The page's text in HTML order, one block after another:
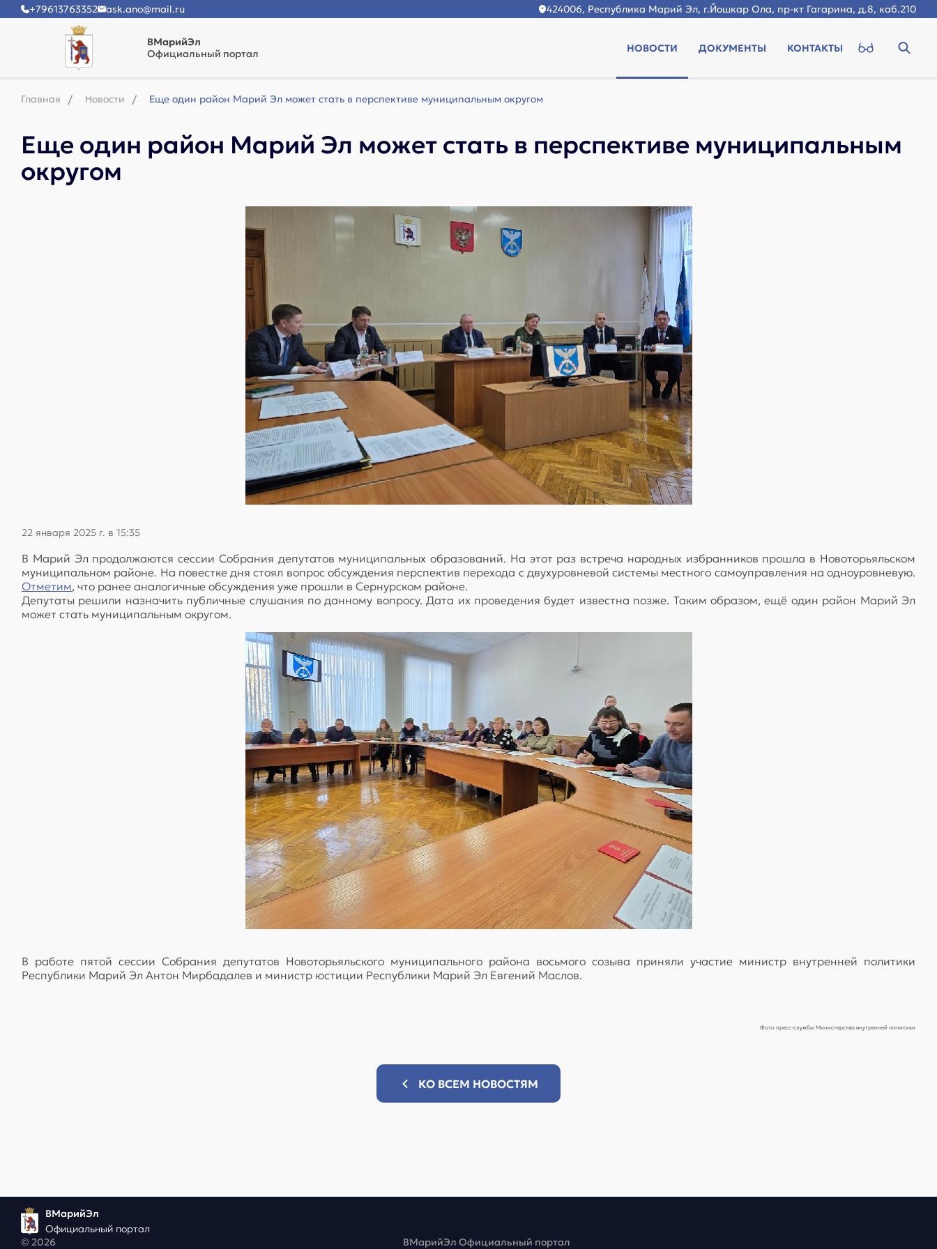
+79613763352 ask.ano@mail.ru 424006, Республика Марий Эл, г.Йошкар Ола, пр-кт Гагарина, д.8, каб.210
ВМарийЭл
Официальный портал
НОВОСТИ ДОКУМЕНТЫ КОНТАКТЫ
Главная Новости Еще один район Марий Эл может стать в перспективе муниципальным округом
Еще один район Марий Эл может стать в перспективе муниципальным
округом
22 января 2025 г. в 15:35
В Марий Эл продолжаются сессии Собрания депутатов муниципальных образований. На этот раз встреча народных избранников прошла в Новоторьяльском
муниципальном районе. На повестке дня стоял вопрос обсуждения перспектив перехода с двухуровневой системы местного самоуправления на одноуровневую.
Отметим, что ранее аналогичные обсуждения уже прошли в Сернурском районе.
Депутаты решили назначить публичные слушания по данному вопросу. Дата их проведения будет известна позже. Таким образом, ещё один район Марий Эл
может стать муниципальным округом.
В работе пятой сессии Собрания депутатов Новоторьяльского муниципального района восьмого созыва приняли участие министр внутренней политики
Республики Марий Эл Антон Мирбадалев и министр юстиции Республики Марий Эл Евгений Маслов.
Фото пресс-службы Министерства внутренней политики
КО ВСЕМ НОВОСТЯМ
ВМарийЭл
Официальный портал
© 2026
ВМарийЭл Официальный портал